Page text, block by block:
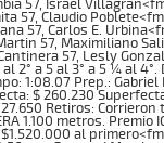
57, Israel
57, Claudio
57, Carlos E.
57, Maximiliano
57, Lesly
2° a 5 al 3° a 5 ¼ al 4°.
1:08.07 Prep.: Gabriel
$ 260.230
Retiros: Corrieron
1.100 metros. Premio
$1.520.000 al